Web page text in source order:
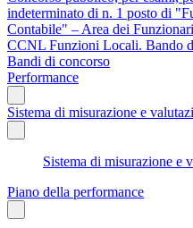
indeterminato di n. 1 posto di
Contabile" – Area dei
CCNL Funzioni Locali. Bando
Bandi di concorso
Performance
Sistema di misurazione e
Sistema di misurazione e
Piano della performance